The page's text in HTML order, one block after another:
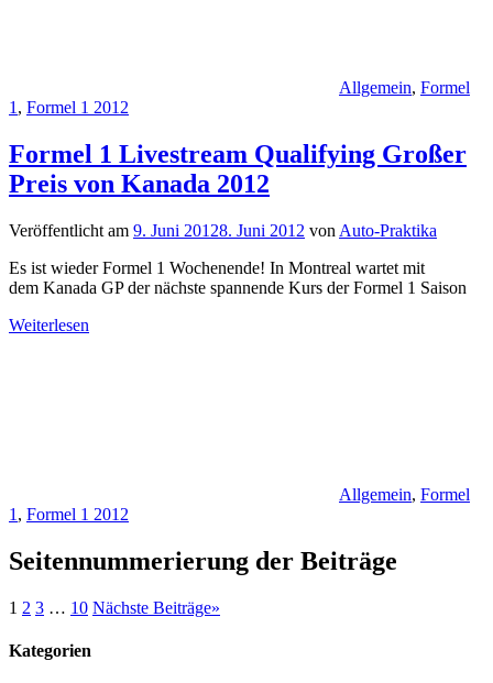
Allgemein, Formel
1 , Formel 1 2012
Formel 1 Livestream Qualifying Großer
Preis von Kanada 2012
Veröffentlicht am 9. Juni 20128. Juni 2012 von Auto-Praktika
Es ist wieder Formel 1 Wochenende! In Montreal wartet mit
dem Kanada GP der nächste spannende Kurs der Formel 1 Saison
Weiterlesen
Allgemein, Formel
1 , Formel 1 2012
Seitennummerierung der Beiträge
1 2 3 … 10 Nächste Beiträge»
Kategorien